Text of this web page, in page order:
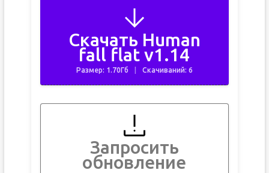
Скачать Human
fall flat v1.14
Размер: 1.70Гб Скачиваний: 6
Запросить
обновление